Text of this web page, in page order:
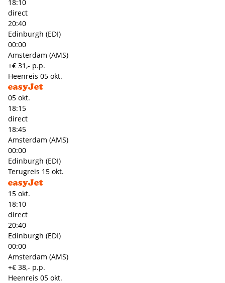
18:10
direct
20:40
Edinburgh (EDI)
00:00
Amsterdam (AMS)
+€ 31,- p.p.
Heenreis 05 okt.
05 okt.
18:15
direct
18:45
Amsterdam (AMS)
00:00
Edinburgh (EDI)
Terugreis 15 okt.
15 okt.
18:10
direct
20:40
Edinburgh (EDI)
00:00
Amsterdam (AMS)
+€ 38,- p.p.
Heenreis 05 okt.